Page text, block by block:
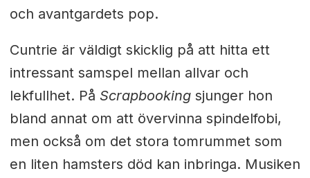
och avantgardets pop.
Cuntrie är väldigt skicklig på att hitta ett
intressant samspel mellan allvar och
lekfullhet. På Scrapbookingsjunger hon
bland annat om att övervinna spindelfobi,
men också om det stora tomrummet som
en liten hamsters död kan inbringa. Musiken